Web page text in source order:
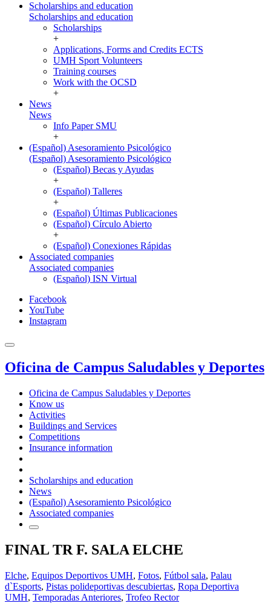
Scholarships and education
Scholarships and education
Scholarships
+
Applications, Forms and Credits ECTS
UMH Sport Volunteers
Training courses
Work with the OCSD
+
News
News
Info Paper SMU
+
(Español) Asesoramiento Psicológico
(Español) Asesoramiento Psicológico
(Español) Becas y Ayudas
+
(Español) Talleres
+
(Español) Últimas Publicaciones
(Español) Círculo Abierto
+
(Español) Conexiones Rápidas
Associated companies
Associated companies
(Español) ISN Virtual
Facebook
YouTube
Instagram
Oficina de Campus Saludables y Deportes
Oficina de Campus Saludables y Deportes
Know us
Activities
Buildings and Services
Competitions
Insurance information
Scholarships and education
News
(Español) Asesoramiento Psicológico
Associated companies
FINAL TR F. SALA ELCHE
Elche, Equipos Deportivos UMH, Fotos, Fútbol sala, Palau
d`Esports, Pistas polideportivas descubiertas, Ropa Deportiva
UMH, Temporadas Anteriores, Trofeo Rector